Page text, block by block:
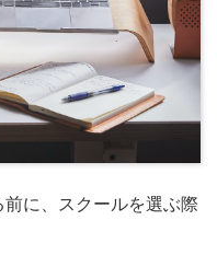
に、スクールを選ぶ際